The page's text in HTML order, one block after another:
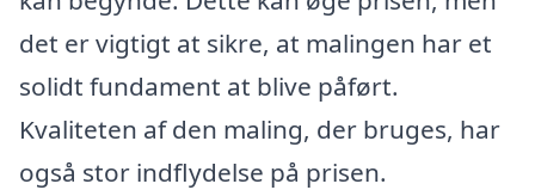
det er vigtigt at sikre, at malingen har et
solidt fundament at blive påført.
Kvaliteten af den maling, der bruges, har
også stor indflydelse på prisen.